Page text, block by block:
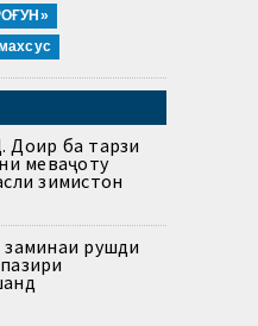
ба тарзи
меваҷоту
зимистон
рушди